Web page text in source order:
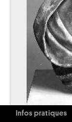
Infos pratiques